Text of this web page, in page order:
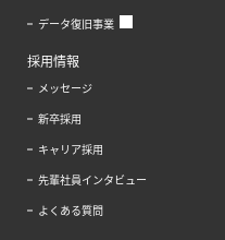
データ復旧事業
採用情報
メッセージ
新卒採用
キャリア採用
先輩社員インタビュー
よくある質問